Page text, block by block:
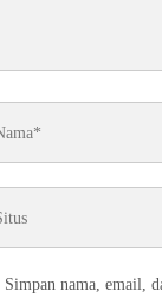
Simpan nama, email,